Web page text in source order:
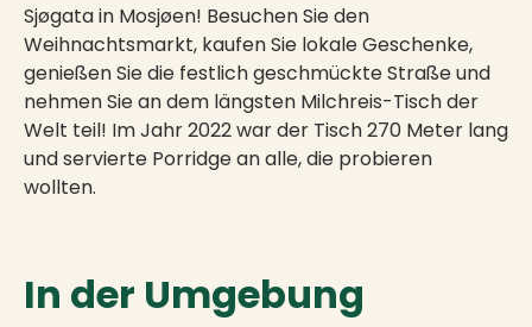
Sjøgata in Mosjøen! Besuchen Sie den
Weihnachtsmarkt, kaufen Sie lokale Geschenke,
genießen Sie die festlich geschmückte Straße und
nehmen Sie an dem längsten Milchreis-Tisch der
Welt teil! Im Jahr 2022 war der Tisch 270 Meter lang
und servierte Porridge an alle, die probieren
wollten.
In der Umgebung